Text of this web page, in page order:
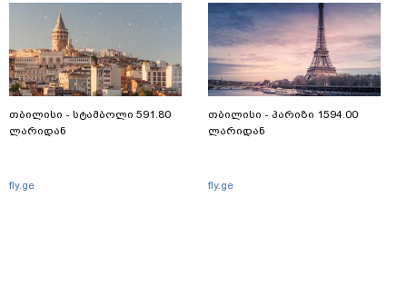
თბილისი - სტამბოლი 591.80
ლარიდან
fly.ge
თბილისი - პარიზი 1594.00
ლარიდან
fly.ge